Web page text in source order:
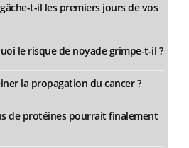
t-il les premiers jours de vos
le risque de noyade grimpe-t-il ?
la propagation du cancer ?
de protéines pourrait finalement